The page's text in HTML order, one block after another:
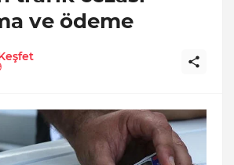
ve ödeme